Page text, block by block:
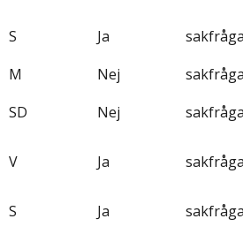
S Ja
M Nej
SD Nej
V Ja
S Ja